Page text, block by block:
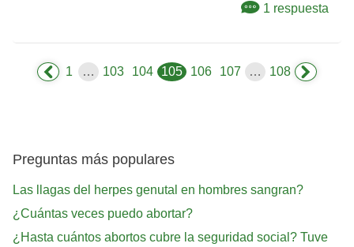
1 respuesta
1 … 103 104 105 106 107 … 108
Preguntas más populares
Las llagas del herpes genutal en hombres sangran?
¿Cuántas veces puedo abortar?
¿Hasta cuántos abortos cubre la seguridad social? Tuve